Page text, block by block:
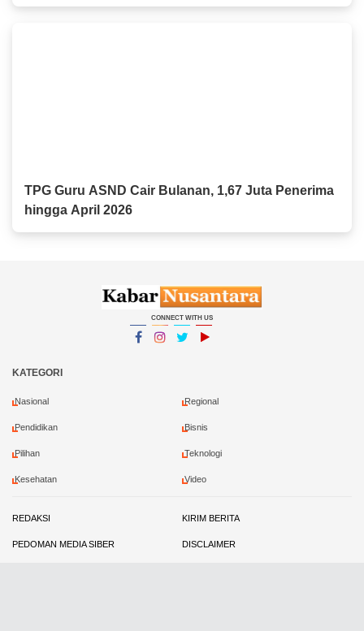
TPG Guru ASND Cair Bulanan, 1,67 Juta Penerima
hingga April 2026
CONNECT WITH US
KATEGORI
Nasional Regional
Pendidikan Bisnis
Pilihan Teknologi
Kesehatan Video
REDAKSI KIRIM BERITA
PEDOMAN MEDIA SIBER DISCLAIMER